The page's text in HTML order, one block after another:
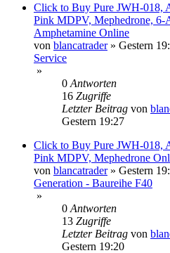
Click to Buy Pure JWH-018,
Pink MDPV, Mephedrone, 6-
Amphetamine Online
von blancatrader» Gestern
Service
»
0 Antworten
16 Zugriffe
Letzter Beitrag von
Gestern 19:27
Click to Buy Pure JWH-018,
Pink MDPV, Mephedrone
von blancatrader» Gestern
Generation - Baureihe F40
»
0 Antworten
13 Zugriffe
Letzter Beitrag von
Gestern 19:20